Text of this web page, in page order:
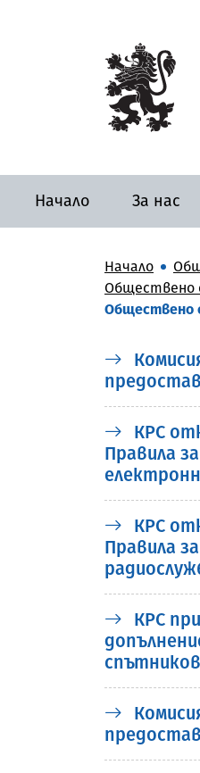
Начало За нас
Начало
Обществено
Обществено
КРС
Правила
КРС
Правила
КРС